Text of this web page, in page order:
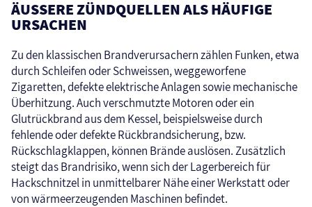
ÄUSSERE ZÜNDQUELLEN ALS HÄUFIGE
URSACHEN
Zu den klassischen Brandverursachern zählen Funken, etwa
durch Schleifen oder Schweissen, weggeworfene
Zigaretten, defekte elektrische Anlagen sowie mechanische
Überhitzung. Auch verschmutzte Motoren oder ein
Glutrückbrand aus dem Kessel, beispielsweise durch
fehlende oder defekte Rückbrandsicherung, bzw.
Rückschlagklappen, können Brände auslösen. Zusätzlich
steigt das Brandrisiko, wenn sich der Lagerbereich für
Hackschnitzel in unmittelbarer Nähe einer Werkstatt oder
von wärmeerzeugenden Maschinen befindet.